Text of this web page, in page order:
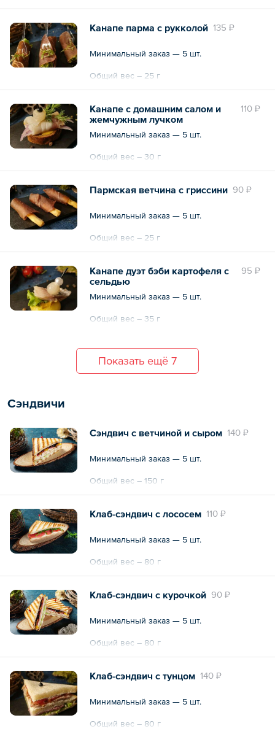
135 ₽
Канапе парма с рукколой
Минимальный заказ — 5 шт.
Общий вес – 25 г
110 ₽
Канапе с домашним салом и
жемчужным лучком
Минимальный заказ — 5 шт.
Общий вес – 30 г
90 ₽
Пармская ветчина с гриссини
Минимальный заказ — 5 шт.
Общий вес – 25 г
95 ₽
Канапе дуэт бэби картофеля с
сельдью
Минимальный заказ — 5 шт.
Общий вес – 35 г
Показать ещё 7
Сэндвичи
140 ₽
Сэндвич с ветчиной и сыром
Минимальный заказ — 5 шт.
Общий вес – 150 г
110 ₽
Клаб-сэндвич с лососем
Минимальный заказ — 5 шт.
Общий вес – 80 г
90 ₽
Клаб-сэндвич с курочкой
Минимальный заказ — 5 шт.
Общий вес – 80 г
140 ₽
Клаб-сэндвич с тунцом
Минимальный заказ — 5 шт.
Общий вес – 80 г